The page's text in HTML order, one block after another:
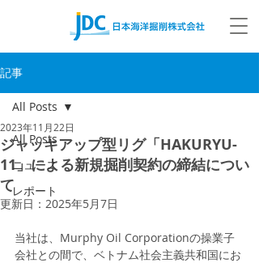
記事
All Posts
ニュース
レポート
All Posts
ジャッキアップ型リグ「HAKURYU-
11」による新規掘削契約の締結につい
て
2023年11月22日
更新日： 2025年5月7日
当社は、 Murphy Oil Corporationの操業子
会社との間で、ベトナム社会主義共和国にお